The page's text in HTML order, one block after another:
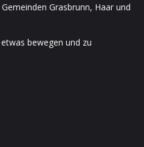
Grasbrunn, Haar und
bewegen und zu